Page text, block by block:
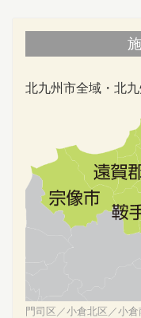
北九州市全域・北
門司区／小倉北区／小